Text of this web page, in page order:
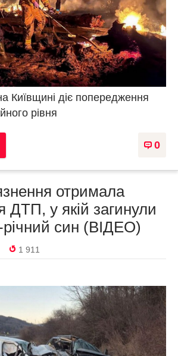
Київщині діє попередження
рівня
0
отримала
ДТП, у якій загинули
син (ВІДЕО)
1 911